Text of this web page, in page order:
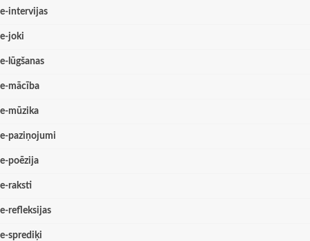
e-intervijas
e-joki
e-lūgšanas
e-mācība
e-mūzika
e-paziņojumi
e-poēzija
e-raksti
e-refleksijas
e-sprediķi